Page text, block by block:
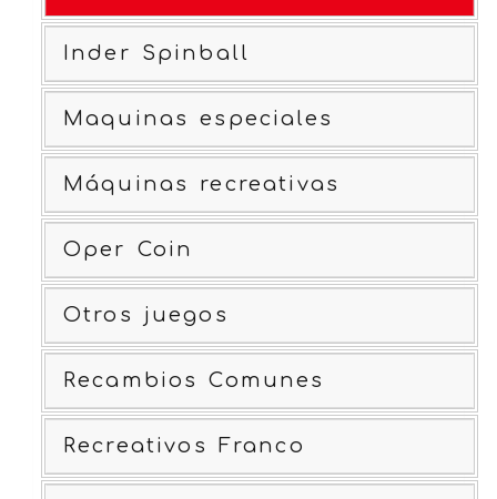
Inder Spinball
Maquinas especiales
Máquinas recreativas
Oper Coin
Otros juegos
Recambios Comunes
Recreativos Franco